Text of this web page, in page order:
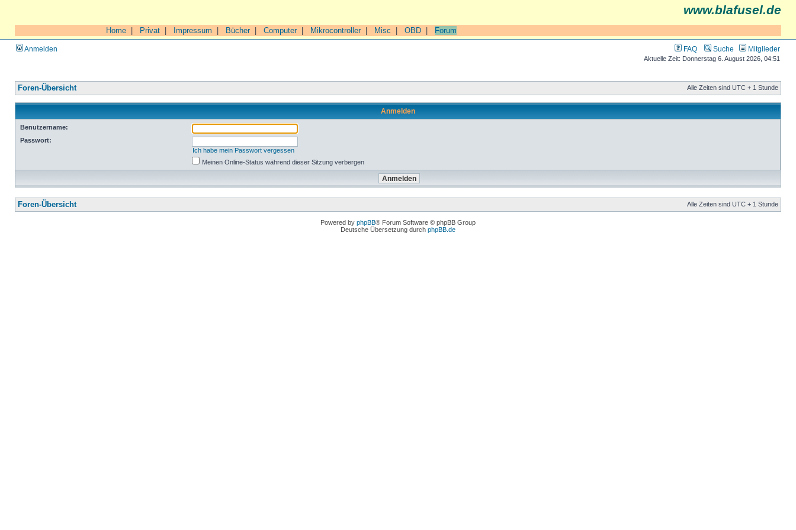
www.blafusel.de
Home Privat Impressum Bücher| Computer| Mikrocontroller| Misc OBD Forum
Anmelden FAQ Suche Mitglieder
Aktuelle Zeit: Donnerstag 6. August 2026, 04:51
Foren-Übersicht Alle Zeiten sind UTC + 1 Stunde
Anmelden
Benutzername:
Passwort:
Ich habe mein Passwort vergessen
Meinen Online-Status während dieser Sitzung verbergen
Foren-Übersicht Alle Zeiten sind UTC + 1 Stunde
Powered by phpBB® Forum Software © phpBB Group
Deutsche Übersetzung durch phpBB.de